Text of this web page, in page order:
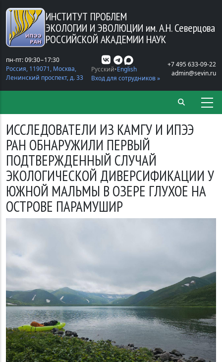
Перейти к основному содержанию
ИНСТИТУТ ПРОБЛЕМ
ЭКОЛОГИИ И ЭВОЛЮЦИИ им. А.Н. Северцова
РОССИЙСКОЙ АКАДЕМИИ НАУК
пн-пт: 09:30−17:30
Россия, 119071, Москва,
Ленинский проспект, д. 33
Русский English
Вход для сотрудников »
+7 495 633-09-22
admin@sevin.ru
ИССЛЕДОВАТЕЛИ ИЗ КАМГУ И ИПЭЭ
РАН ОБНАРУЖИЛИ ПЕРВЫЙ
ПОДТВЕРЖДЕННЫЙ СЛУЧАЙ
ЭКОЛОГИЧЕСКОЙ ДИВЕРСИФИКАЦИИ У
ЮЖНОЙ МАЛЬМЫ В ОЗЕРЕ ГЛУХОЕ НА
ОСТРОВЕ ПАРАМУШИР